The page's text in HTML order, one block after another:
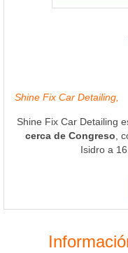
Shine Fix Car Detailing,
Shine Fix Car Detailing
cerca de Congreso ,
Isidro a